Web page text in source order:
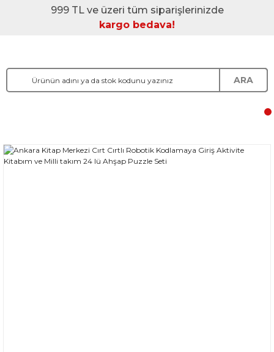
999 TL ve üzeri tüm siparişlerinizde
kargo bedava!
ARA